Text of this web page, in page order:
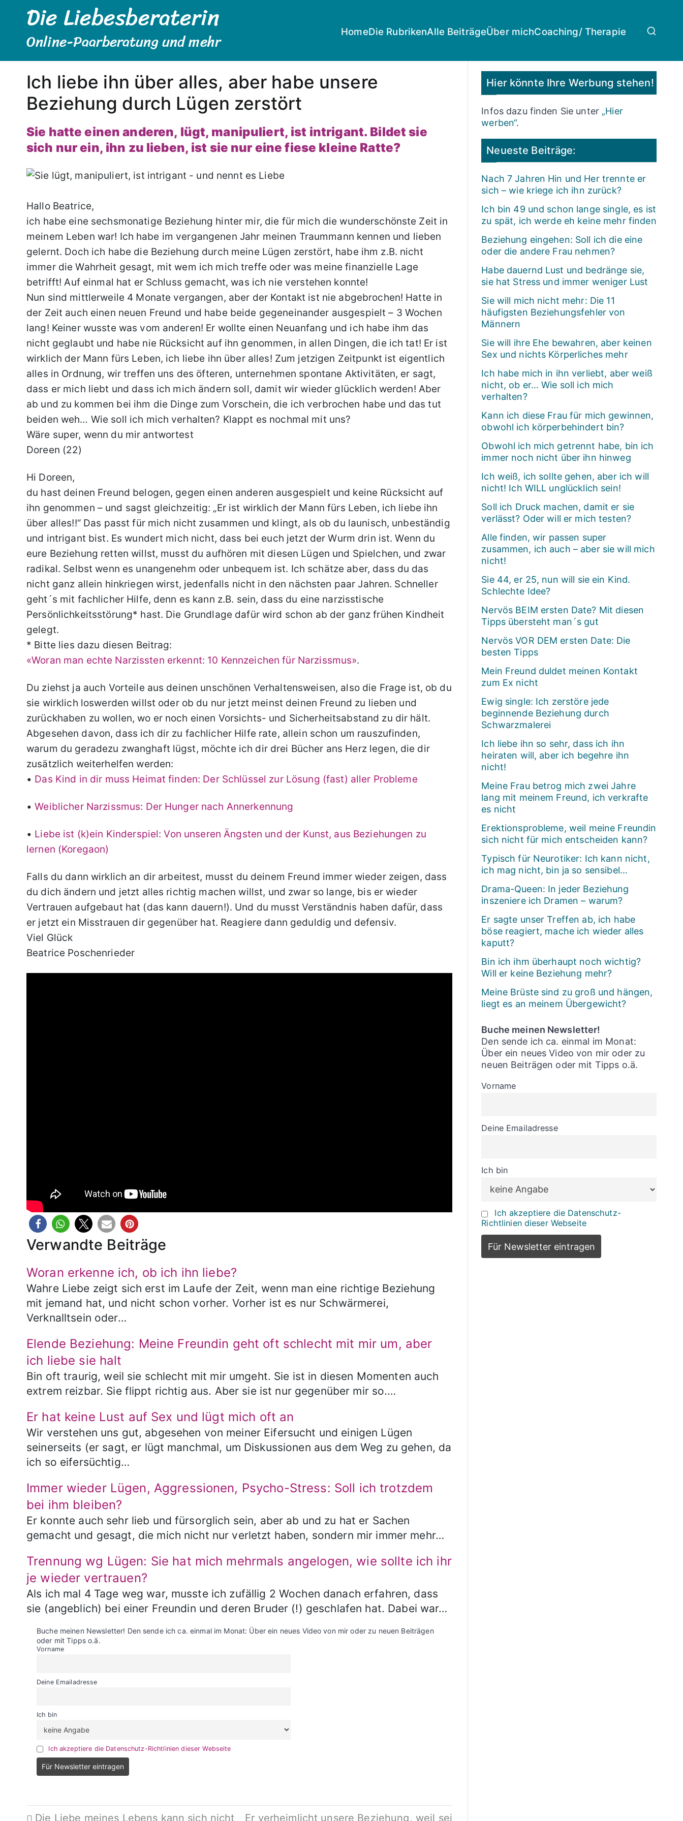
springenDie Liebesberaterin
Online-Paarberatung und mehr HomeDie RubrikenAlle BeiträgeÜber michCoaching/ Therapie
Ich liebe ihn über alles, aber habe unsere
Beziehung durch Lügen zerstört
Sie hatte einen anderen, lügt, manipuliert, ist intrigant. Bildet sie
sich nur ein, ihn zu lieben, ist sie nur eine fiese kleine Ratte?
Hallo Beatrice,
ich habe eine sechsmonatige Beziehung hinter mir, die für mich die wunderschönste Zeit in
meinem Leben war! Ich habe im vergangenen Jahr meinen Traummann kennen und lieben
gelernt. Doch ich habe die Beziehung durch meine Lügen zerstört, habe ihm z.B. nicht
immer die Wahrheit gesagt, mit wem ich mich treffe oder was meine finanzielle Lage
betrifft! Auf einmal hat er Schluss gemacht, was ich nie verstehen konnte!
Nun sind mittlerweile 4 Monate vergangen, aber der Kontakt ist nie abgebrochen! Hatte in
der Zeit auch einen neuen Freund und habe beide gegeneinander ausgespielt – 3 Wochen
lang! Keiner wusste was vom anderen! Er wollte einen Neuanfang und ich habe ihm das
nicht geglaubt und habe nie Rücksicht auf ihn genommen, in allen Dingen, die ich tat! Er ist
wirklich der Mann fürs Leben, ich liebe ihn über alles! Zum jetzigen Zeitpunkt ist eigentlich
alles in Ordnung, wir treffen uns des öfteren, unternehmen spontane Aktivitäten, er sagt,
dass er mich liebt und dass ich mich ändern soll, damit wir wieder glücklich werden! Aber
ab und zu kommen bei ihm die Dinge zum Vorschein, die ich verbrochen habe und das tut
beiden weh… Wie soll ich mich verhalten? Klappt es nochmal mit uns?
Wäre super, wenn du mir antwortest
Doreen (22)
Hi Doreen,
du hast deinen Freund belogen, gegen einen anderen ausgespielt und keine Rücksicht auf
ihn genommen – und sagst gleichzeitig: „Er ist wirklich der Mann fürs Leben, ich liebe ihn
über alles!!“ Das passt für mich nicht zusammen und klingt, als ob du launisch, unbeständig
und intrigant bist. Es wundert mich nicht, dass bei euch jetzt der Wurm drin ist. Wenn du
eure Beziehung retten willst, musst du aufhören mit diesen Lügen und Spielchen, und zwar
radikal. Selbst wenn es unangenehm oder unbequem ist. Ich schätze aber, dass du das
nicht ganz allein hinkriegen wirst, jedenfalls nicht in den nächsten paar Jahren. Schneller
geht´s mit fachlicher Hilfe, denn es kann z.B. sein, dass du eine narzisstische
Persönlichkeitsstörung* hast. Die Grundlage dafür wird schon ab der ganz frühen Kindheit
gelegt.
* Bitte lies dazu diesen Beitrag:
«Woran man echte Narzissten erkennt: 10 Kennzeichen für Narzissmus».
Du ziehst ja auch Vorteile aus deinen unschönen Verhaltensweisen, also die Frage ist, ob du
sie wirklich loswerden willst oder ob du nur jetzt meinst deinen Freund zu lieben und
zurückhaben zu wollen, wo er noch einen Vorsichts- und Sicherheitsabstand zu dir hält.
Abgesehen davon, dass ich dir zu fachlicher Hilfe rate, allein schon um rauszufinden,
warum du geradezu zwanghaft lügst, möchte ich dir drei Bücher ans Herz legen, die dir
zusätzlich weiterhelfen werden:
• Das Kind in dir muss Heimat finden: Der Schlüssel zur Lösung (fast) aller Probleme
•Weiblicher Narzissmus: Der Hunger nach Annerkennung
• Liebe ist (k)ein Kinderspiel: Von unseren Ängsten und der Kunst, aus Beziehungen zu
lernen (Koregaon)
Falls du dann wirklich an dir arbeitest, musst du deinem Freund immer wieder zeigen, dass
du dich ändern und jetzt alles richtig machen willst, und zwar so lange, bis er wieder
Vertrauen aufgebaut hat (das kann dauern!). Und du musst Verständnis haben dafür, dass
er jetzt ein Misstrauen dir gegenüber hat. Reagiere dann geduldig und defensiv.
Viel Glück
Beatrice Poschenrieder
Verwandte Beiträge
Woran erkenne ich, ob ich ihn liebe?
Wahre Liebe zeigt sich erst im Laufe der Zeit, wenn man eine richtige Beziehung
mit jemand hat, und nicht schon vorher. Vorher ist es nur Schwärmerei,
Verknalltsein oder…
Elende Beziehung: Meine Freundin geht oft schlecht mit mir um, aber
ich liebe sie halt
Bin oft traurig, weil sie schlecht mit mir umgeht. Sie ist in diesen Momenten auch
extrem reizbar. Sie flippt richtig aus. Aber sie ist nur gegenüber mir so.…
Er hat keine Lust auf Sex und lügt mich oft an
Wir verstehen uns gut, abgesehen von meiner Eifersucht und einigen Lügen
seinerseits (er sagt, er lügt manchmal, um Diskussionen aus dem Weg zu gehen, da
ich so eifersüchtig…
Immer wieder Lügen, Aggressionen, Psycho-Stress: Soll ich trotzdem
bei ihm bleiben?
Er konnte auch sehr lieb und fürsorglich sein, aber ab und zu hat er Sachen
gemacht und gesagt, die mich nicht nur verletzt haben, sondern mir immer mehr…
Trennung wg Lügen: Sie hat mich mehrmals angelogen, wie sollte ich ihr
je wieder vertrauen?
Als ich mal 4 Tage weg war, musste ich zufällig 2 Wochen danach erfahren, dass
sie (angeblich) bei einer Freundin und deren Bruder (!) geschlafen hat. Dabei war…
Buche meinen Newsletter! Den sende ich ca. einmal im Monat: Über ein neues Video von mir oder zu neuen Beiträgen
oder mit Tipps o.ä.
Vorname
Deine Emailadresse
Ich bin
Ich akzeptiere die Datenschutz-Richtlinien dieser Webseite
Die Liebe meines Lebens kann sich nicht Er verheimlicht unsere Beziehung, weil sei
Hier könnte Ihre Werbung stehen!
Infos dazu finden Sie unter „Hier
werben“.
Neueste Beiträge:
Nach 7 Jahren Hin und Her trennte er
sich – wie kriege ich ihn zurück?
Ich bin 49 und schon lange single, es ist
zu spät, ich werde eh keine mehr finden
Beziehung eingehen: Soll ich die eine
oder die andere Frau nehmen?
Habe dauernd Lust und bedränge sie,
sie hat Stress und immer weniger Lust
Sie will mich nicht mehr: Die 11
häufigsten Beziehungsfehler von
Männern
Sie will ihre Ehe bewahren, aber keinen
Sex und nichts Körperliches mehr
Ich habe mich in ihn verliebt, aber weiß
nicht, ob er… Wie soll ich mich
verhalten?
Kann ich diese Frau für mich gewinnen,
obwohl ich körperbehindert bin?
Obwohl ich mich getrennt habe, bin ich
immer noch nicht über ihn hinweg
Ich weiß, ich sollte gehen, aber ich will
nicht! Ich WILL unglücklich sein!
Soll ich Druck machen, damit er sie
verlässt? Oder will er mich testen?
Alle finden, wir passen super
zusammen, ich auch – aber sie will mich
nicht!
Sie 44, er 25, nun will sie ein Kind.
Schlechte Idee?
Nervös BEIM ersten Date? Mit diesen
Tipps übersteht man´s gut
Nervös VOR DEM ersten Date: Die
besten Tipps
Mein Freund duldet meinen Kontakt
zum Ex nicht
Ewig single: Ich zerstöre jede
beginnende Beziehung durch
Schwarzmalerei
Ich liebe ihn so sehr, dass ich ihn
heiraten will, aber ich begehre ihn
nicht!
Meine Frau betrog mich zwei Jahre
lang mit meinem Freund, ich verkrafte
es nicht
Erektionsprobleme, weil meine Freundin
sich nicht für mich entscheiden kann?
Typisch für Neurotiker: Ich kann nicht,
ich mag nicht, bin ja so sensibel…
Drama-Queen: In jeder Beziehung
inszeniere ich Dramen – warum?
Er sagte unser Treffen ab, ich habe
böse reagiert, mache ich wieder alles
kaputt?
Bin ich ihm überhaupt noch wichtig?
Will er keine Beziehung mehr?
Meine Brüste sind zu groß und hängen,
liegt es an meinem Übergewicht?
Buche meinen Newsletter!
Den sende ich ca. einmal im Monat:
Über ein neues Video von mir oder zu
neuen Beiträgen oder mit Tipps o.ä.
Vorname
Deine Emailadresse
Ich bin
Ich akzeptiere die Datenschutz-
Richtlinien dieser Webseite